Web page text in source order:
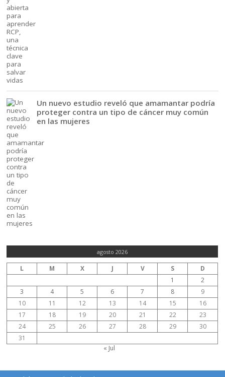
Un nuevo estudio reveló que amamantar podría
proteger contra un tipo de cáncer muy común
en las mujeres
agosto 2026
L M X J V S
D
1
2
3
4 5 6 7 8
9
10
11 12 13 14 15
16
17
18 19 20 21 22
23
24
25 26 27 28 29
30
31
« Jul